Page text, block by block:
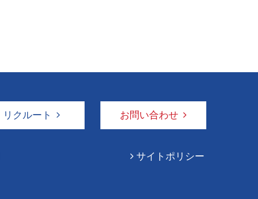
リクルート お問い合わせ
サイトポリシー